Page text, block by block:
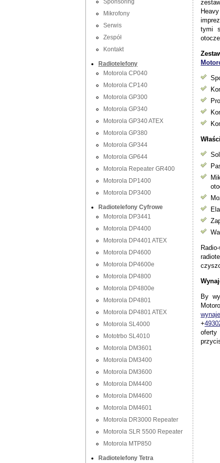
Sponsoring
Mikrofony
Serwis
Zespół
Kontakt
Radiotelefony
Motorola CP040
Motorola CP140
Motorola GP300
Motorola GP340
Motorola GP340 ATEX
Motorola GP380
Motorola GP344
Motorola GP644
Motorola Repeater GR400
Motorola DP1400
Motorola DP3400
Radiotelefony Cyfrowe
Motorola DP3441
Motorola DP4400
Motorola DP4401 ATEX
Motorola DP4600
Motorola DP4600e
Motorola DP4800
Motorola DP4800e
Motorola DP4801
Motorola DP4801 ATEX
Motorola SL4000
Mototrbo SL4010
Motorola DM3601
Motorola DM3400
Motorola DM3600
Motorola DM4400
Motorola DM4600
Motorola DM4601
Motorola DR3000 Repeater
Motorola SLR 5500 Repeater
Motorola MTP850
Radiotelefony Tetra
tymi
By
+